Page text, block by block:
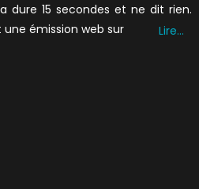
dure 15 secondes et ne dit rien.
une émission web sur
Lire…